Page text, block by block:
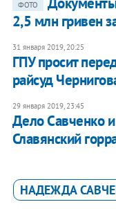
ФОТО
2,5 млн гривен
31 января 2019, 20:25
ГПУ просит
райсуд
29 января 2019, 23:45
Дело Савченко
Славянский
НАДЕЖДА